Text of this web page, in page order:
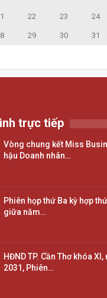
22 23 24
29 30
31
trực tiếp
Vòng chung kết Miss
hậu Doanh nhân…
Phiên họp thứ Ba kỳ hợp
giữa năm…
HĐND TP. Cần Thơ khóa
2031, Phiên…